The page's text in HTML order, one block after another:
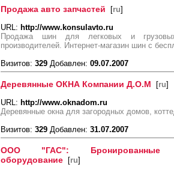
Продажа авто запчастей [ru]
URL: http://www.konsulavto.ru
Продажа шин для легковых и
производителей. Интернет-магазин шин с
Визитов: 329 Добавлен: 09.07.2007
Деревянные ОКНА Компании Д.О.М [ru]
URL: http://www.oknadom.ru
Деревянные окна для загородных домов,
Визитов: 329 Добавлен: 31.07.2007
ООО "ГАС": Бронированные
оборудование [ru]